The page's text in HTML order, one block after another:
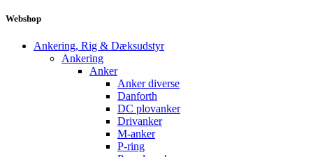
Webshop
Ankering, Rig & Dæksudstyr
Ankering
Anker
Anker diverse
Danforth
DC plovanker
Drivanker
M-anker
P-ring